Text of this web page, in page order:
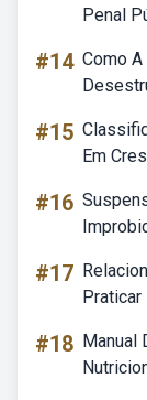
Penal
#14 Como
#15
Em
#16
#17
Praticar
#18 Manual